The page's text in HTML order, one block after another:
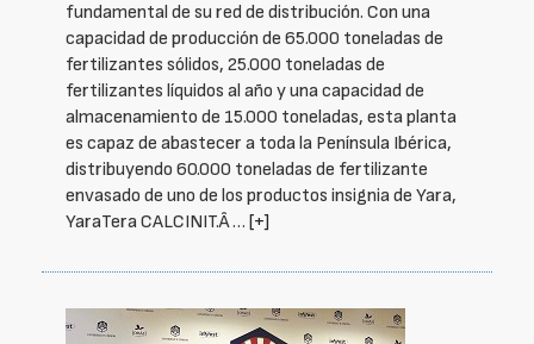
fundamental de su red de distribución. Con una
capacidad de producción de 65.000 toneladas de
fertilizantes sólidos, 25.000 toneladas de
fertilizantes líquidos al año y una capacidad de
almacenamiento de 15.000 toneladas, esta planta
es capaz de abastecer a toda la Península Ibérica,
distribuyendo 60.000 toneladas de fertilizante
envasado de uno de los productos insignia de Yara,
YaraTera CALCINIT.Â … [+]